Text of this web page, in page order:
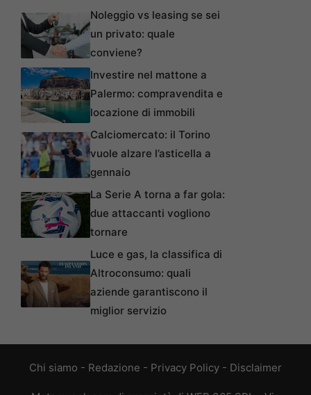
Noleggio vs leasing se sei
un privato: quale
conviene?
Investire nel mattone a
Palermo: compravendita e
locazione di immobili
Calciomercato: il Torino
vuole alzare l’asticella a
gennaio
La Serie A torna a far gola:
due attaccanti vogliono
tornare
Luce e gas, la classifica di
Altroconsumo: quali
aziende garantiscono il
miglior servizio
Chi siamo - Redazione - Privacy Policy - Disclaimer